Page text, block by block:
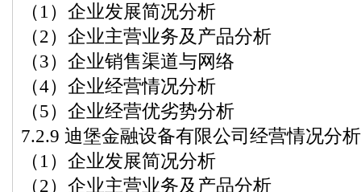
（1）企业发展简况分析
（2）企业主营业务及产品分析
（3）企业销售渠道与网络
（4）企业经营情况分析
（5）企业经营优劣势分析
7.2.9 迪堡金融设备有限公司经营情况分析
（1）企业发展简况分析
（2）企业主营业务及产品分析